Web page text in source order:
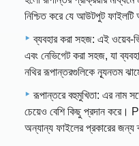
নিশ্চিত করে যে আউটপুট ফাইলটি
ব্যবহার করা সহজ: এই ওয়েব-
এবং নেভিগেট করা সহজ, যা
নথির রূপান্তরগুলিকে ন্যূনতম
রূপান্তরে বহুমুখিতা: এর
চেয়েও বেশি কিছু প্রদান করে।
অন্যান্য ফাইলের প্রকারের জন্য